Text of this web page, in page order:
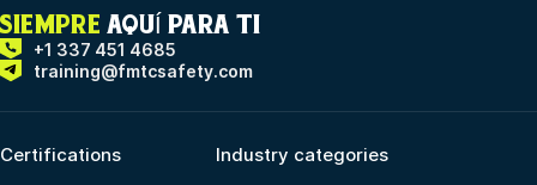
SIEMPRE AQUÍ PARA TI
+1 337 451 4685
training@fmtcsafety.com
Certifications Industry categories